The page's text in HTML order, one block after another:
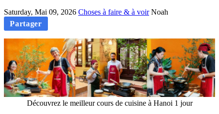
Saturday, Mai 09, 2026 Choses à faire & à voir Noah
Partager
Découvrez le meilleur cours de cuisine à Hanoi 1 jour